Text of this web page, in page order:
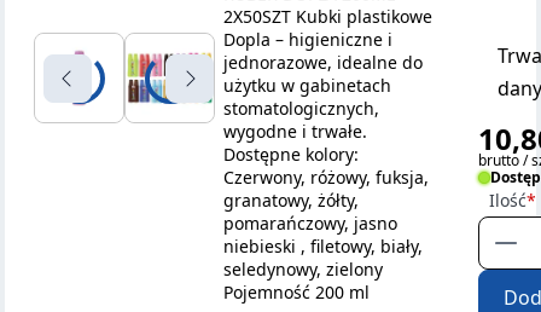
2X50SZT Kubki plastikowe
Dopla – higieniczne i
jednorazowe, idealne do
użytku w gabinetach
stomatologicznych,
wygodne i trwałe.
Dostępne kolory:
Czerwony, różowy, fuksja,
granatowy, żółty,
pomarańczowy, jasno
niebieski , filetowy, biały,
seledynowy, zielony
Pojemność 200 ml
brutto /
Ilość